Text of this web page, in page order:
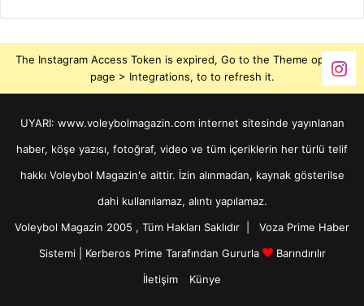
The Instagram Access Token is expired, Go to the Theme options
page > Integrations, to to refresh it.
UYARI: www.voleybolmagazin.com internet sitesinde yayınlanan
haber, köşe yazısı, fotoğraf, video ve tüm içeriklerin her türlü telif
hakkı Voleybol Magazin'e aittir. İzin alınmadan, kaynak gösterilse
dahi kullanılamaz, alıntı yapılamaz.
Voleybol Magazin 2005 , Tüm Hakları Saklıdır | Voza Prime Haber
Sistemi| Kerberos Prime Tarafından Gururla
Barındırılır
İletişim
Künye